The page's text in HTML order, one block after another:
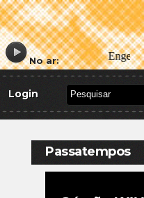
No ar:
Login
Passatempos